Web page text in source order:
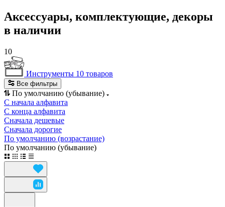
Аксессуары, комплектующие, декоры
в наличии
10
Инструменты 10 товаров
Все фильтры
По умолчанию (убывание)
С начала алфавита
С конца алфавита
Сначала дешевые
Сначала дорогие
По умолчанию (возрастание)
По умолчанию (убывание)